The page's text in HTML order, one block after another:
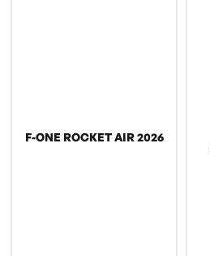
F-ONE ROCKET AIR 2026